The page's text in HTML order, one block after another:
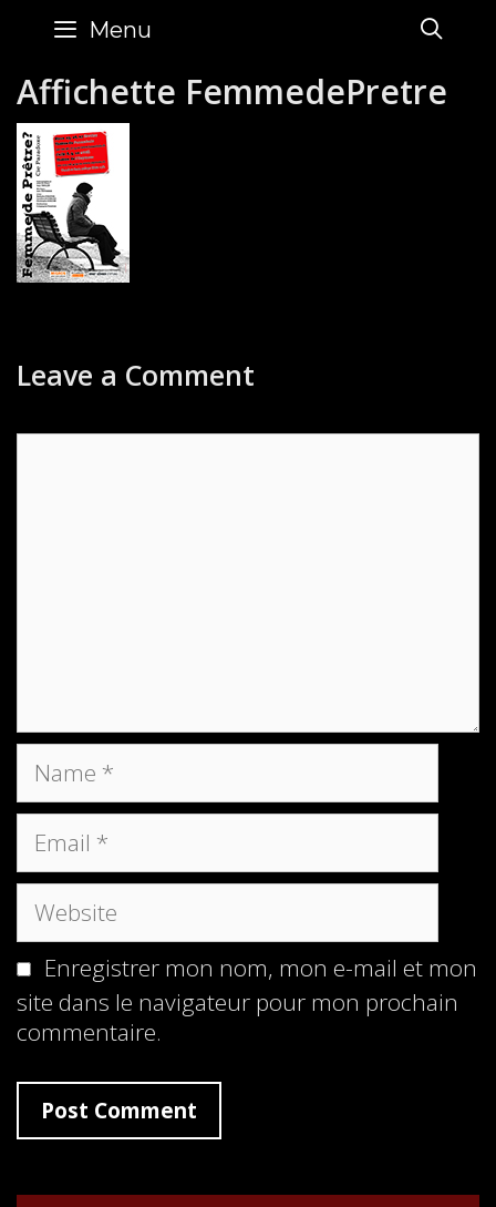
content
Menu
Affichette FemmedePretre
Leave a Comment
Enregistrer mon nom, mon e-mail et mon
site dans le navigateur pour mon prochain
commentaire.